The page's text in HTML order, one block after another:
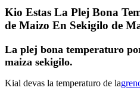
Kio Estas La Plej Bona
de Maizo En Sekigilo de
La plej bona temperaturo
maiza sekigilo.
Kial devas la temperaturo de la